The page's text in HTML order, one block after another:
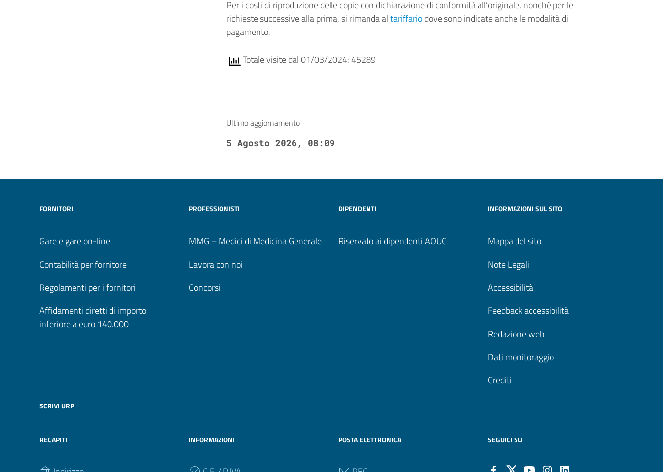
Per i costi di riproduzione delle copie con dichiarazione di conformità all’originale, nonché per le
richieste successive alla prima, si rimanda altariffariodove sono indicate anche le modalità di
pagamento.
Totale visite dal 01/03/2024: 45289
Ultimo aggiornamento
5 Agosto 2026, 08:09
FORNITORI
Gare e gare on-line
Contabilità per fornitore
Regolamenti per i fornitori
Affidamenti diretti di importo
inferiore a euro 140.000
PROFESSIONISTI
MMG – Medici di Medicina Generale
Lavora con noi
Concorsi
DIPENDENTI
Riservato ai dipendenti AOUC
INFORMAZIONI SUL SITO
Mappa del sito
Note Legali
Accessibilità
Feedback accessibilità
Redazione web
Dati monitoraggio
Crediti
SCRIVI URP
RECAPITI INFORMAZIONI POSTA ELETTRONICA SEGUICI SU